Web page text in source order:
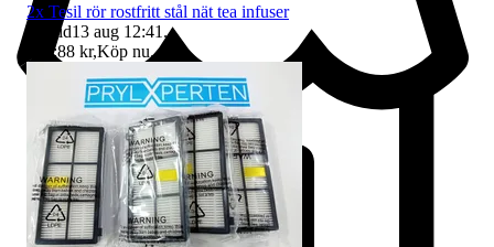
2x Tesil rör rostfritt stål nät tea infuser
Sluttid13 aug 12:41 .
Pris:88 kr,Köp nu.